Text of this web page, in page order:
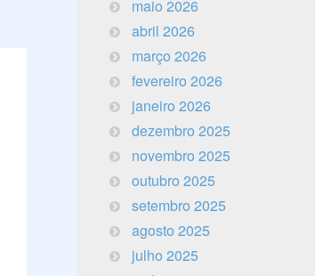
maio 2026
abril 2026
março 2026
fevereiro 2026
janeiro 2026
dezembro 2025
novembro 2025
outubro 2025
setembro 2025
agosto 2025
julho 2025